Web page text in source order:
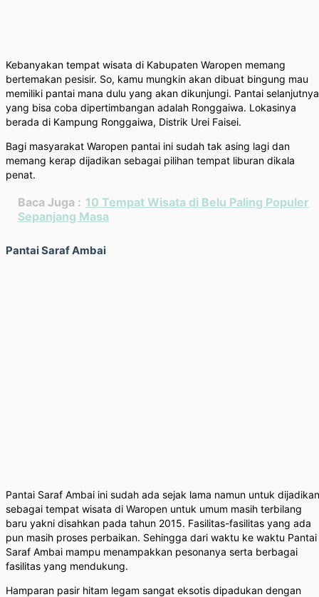
Kebanyakan tempat wisata di Kabupaten Waropen memang
bertemakan pesisir. So, kamu mungkin akan dibuat bingung mau
memiliki pantai mana dulu yang akan dikunjungi. Pantai selanjutnya
yang bisa coba dipertimbangan adalah Ronggaiwa. Lokasinya
berada di Kampung Ronggaiwa, Distrik Urei Faisei.
Bagi masyarakat Waropen pantai ini sudah tak asing lagi dan
memang kerap dijadikan sebagai pilihan tempat liburan dikala
penat.
Baca Juga : 10 Tempat Wisata di Belu Paling Populer
Sepanjang Masa
Pantai Saraf Ambai
Pantai Saraf Ambai ini sudah ada sejak lama namun untuk dijadikan
sebagai tempat wisata di Waropen untuk umum masih terbilang
baru yakni disahkan pada tahun 2015. Fasilitas-fasilitas yang ada
pun masih proses perbaikan. Sehingga dari waktu ke waktu Pantai
Saraf Ambai mampu menampakkan pesonanya serta berbagai
fasilitas yang mendukung.
Hamparan pasir hitam legam sangat eksotis dipadukan dengan